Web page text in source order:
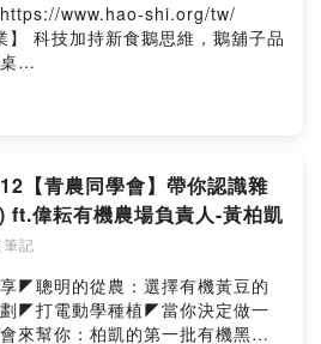
www.hao-shi.org/tw/
科技加持新食鵝思維，鵝舖子品
好食好事加速器第
agricfoview★
【青農同學會】帶你認識雜
ft.偉耘有機農場負責人-黃柏凱
記
◤聰明的從農：選擇有機黃豆的
◤打電動學種植◤當你決定做一
來幫你：柏凱的第一批有機黑豆